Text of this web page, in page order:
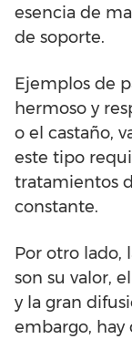
esencia de
de soporte.
Ejemplos de
hermoso y
o el castaño,
este tipo
tratamientos
constante.
Por otro lado,
son su valor,
y la gran
embargo,